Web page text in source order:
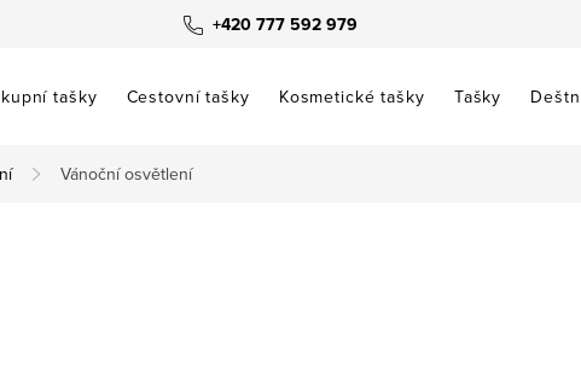
+420 777 592 979
tašky Cestovní tašky Kosmetické tašky Tašky
Vánoční osvětlení